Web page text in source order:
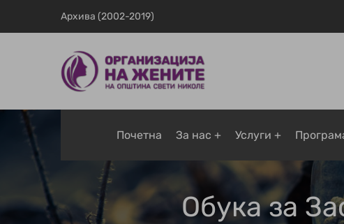
Архива (2002-2019)
Почетна За нас Услуги
Обука за